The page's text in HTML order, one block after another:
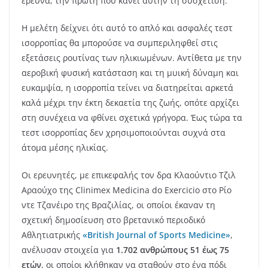
Η μελέτη δείχνει ότι αυτό το απλό και ασφαλές τεστ
ισορροπίας θα μπορούσε να συμπεριληφθεί στις
εξετάσεις ρουτίνας των ηλικιωμένων. Αντίθετα με την
αεροβική φυσική κατάσταση και τη μυική δύναμη και
ευκαμψία, η ισορροπία τείνει να διατηρείται αρκετά
καλά μέχρι την έκτη δεκαετία της ζωής, οπότε αρχίζει
στη συνέχεια να φθίνει σχετικά γρήγορα. Έως τώρα τα
τεστ ισορροπίας δεν χρησιμοποιούνται συχνά στα
άτομα μέσης ηλικίας.
Οι ερευνητές, με επικεφαλής τον δρα Κλαούντιο Τζιλ
Αραούχο της Clinimex Medicina do Exercicio στο Ρίο
ντε Τζανέιρο της Βραζιλίας, οι οποίοι έκαναν τη
σχετική δημοσίευση στο βρετανικό περιοδικό
Αθλητιατρικής «British Journal of Sports Medicine»,
ανέλυσαν στοιχεία για 1.702 ανθρώπους 51 έως 75
ετών, οι οποίοι κλήθηκαν να σταθούν στο ένα πόδι